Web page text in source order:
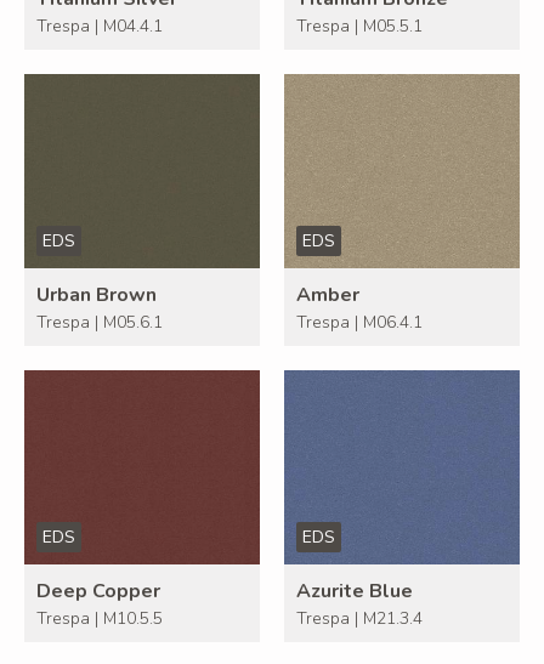
Trespa | M04.4.1 Trespa | M05.5.1
EDS
Urban Brown
Trespa | M05.6.1
EDS
Amber
Trespa | M06.4.1
EDS
Deep Copper
Trespa | M10.5.5
EDS
Azurite Blue
Trespa | M21.3.4